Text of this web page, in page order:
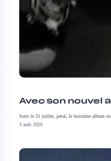
Avec son nouvel
Sorti le 31 juillet, petal, le huitième album
3 août 2026